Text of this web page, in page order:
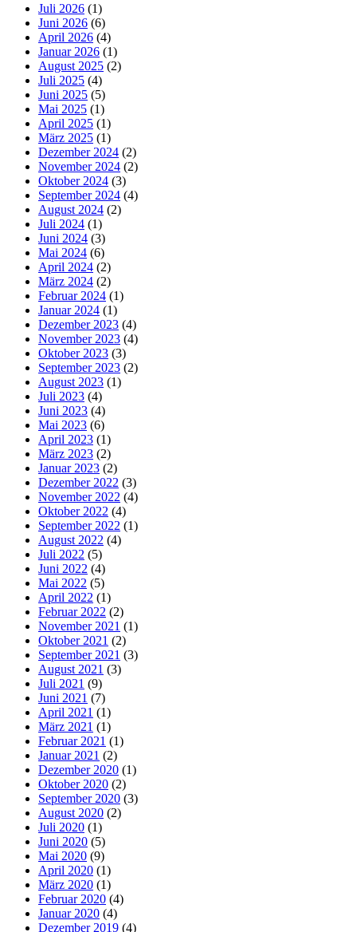
Juli 2026 (1)
Juni 2026 (6)
April 2026 (4)
Januar 2026 (1)
August 2025 (2)
Juli 2025 (4)
Juni 2025 (5)
Mai 2025 (1)
April 2025 (1)
März 2025 (1)
Dezember 2024 (2)
November 2024 (2)
Oktober 2024 (3)
September 2024 (4)
August 2024 (2)
Juli 2024 (1)
Juni 2024 (3)
Mai 2024 (6)
April 2024 (2)
März 2024 (2)
Februar 2024 (1)
Januar 2024 (1)
Dezember 2023 (4)
November 2023 (4)
Oktober 2023 (3)
September 2023 (2)
August 2023 (1)
Juli 2023 (4)
Juni 2023 (4)
Mai 2023 (6)
April 2023 (1)
März 2023 (2)
Januar 2023 (2)
Dezember 2022 (3)
November 2022 (4)
Oktober 2022 (4)
September 2022 (1)
August 2022 (4)
Juli 2022 (5)
Juni 2022 (4)
Mai 2022 (5)
April 2022 (1)
Februar 2022 (2)
November 2021 (1)
Oktober 2021 (2)
September 2021 (3)
August 2021 (3)
Juli 2021 (9)
Juni 2021 (7)
April 2021 (1)
März 2021 (1)
Februar 2021 (1)
Januar 2021 (2)
Dezember 2020 (1)
Oktober 2020 (2)
September 2020 (3)
August 2020 (2)
Juli 2020 (1)
Juni 2020 (5)
Mai 2020 (9)
April 2020 (1)
März 2020 (1)
Februar 2020 (4)
Januar 2020 (4)
Dezember 2019 (4)